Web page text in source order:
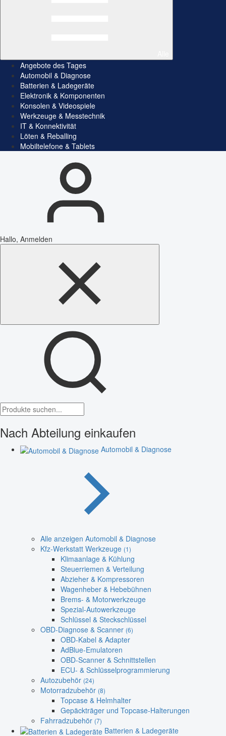
Angebote des Tages
Automobil & Diagnose
Batterien & Ladegeräte
Elektronik & Komponenten
Konsolen & Videospiele
Werkzeuge & Messtechnik
IT & Konnektivität
Löten & Reballing
Mobiltelefone & Tablets
Hallo, Anmelden
Nach Abteilung einkaufen
Automobil & Diagnose
Alle anzeigen Automobil & Diagnose
Kfz-Werkstatt Werkzeuge (1)
Klimaanlage & Kühlung
Steuerriemen & Verteilung
Abzieher & Kompressoren
Wagenheber & Hebebühnen
Brems- & Motorwerkzeuge
Spezial-Autowerkzeuge
Schlüssel & Steckschlüssel
OBD-Diagnose & Scanner (6)
OBD-Kabel & Adapter
AdBlue-Emulatoren
OBD-Scanner & Schnittstellen
ECU- & Schlüsselprogrammierung
Autozubehör (24)
Motorradzubehör (8)
Topcase & Helmhalter
Gepäckträger und Topcase-Halterungen
Fahrradzubehör (7)
Batterien & Ladegeräte